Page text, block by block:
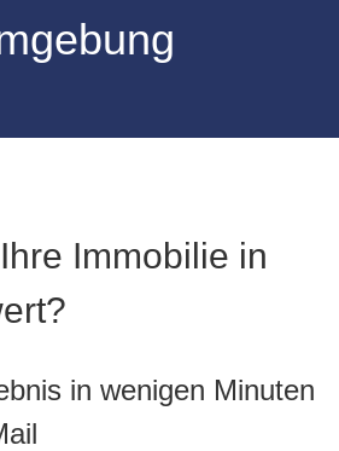
Immobilie in
in wenigen Minuten